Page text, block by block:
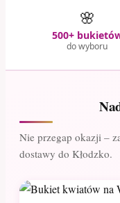
🌸
500+
do wyboru
Nie przegap okazji –
dostawy do Kłodzko.